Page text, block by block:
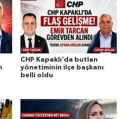
CHP Kapaklı’da butlan
yönetiminin ilçe başkanı
belli oldu